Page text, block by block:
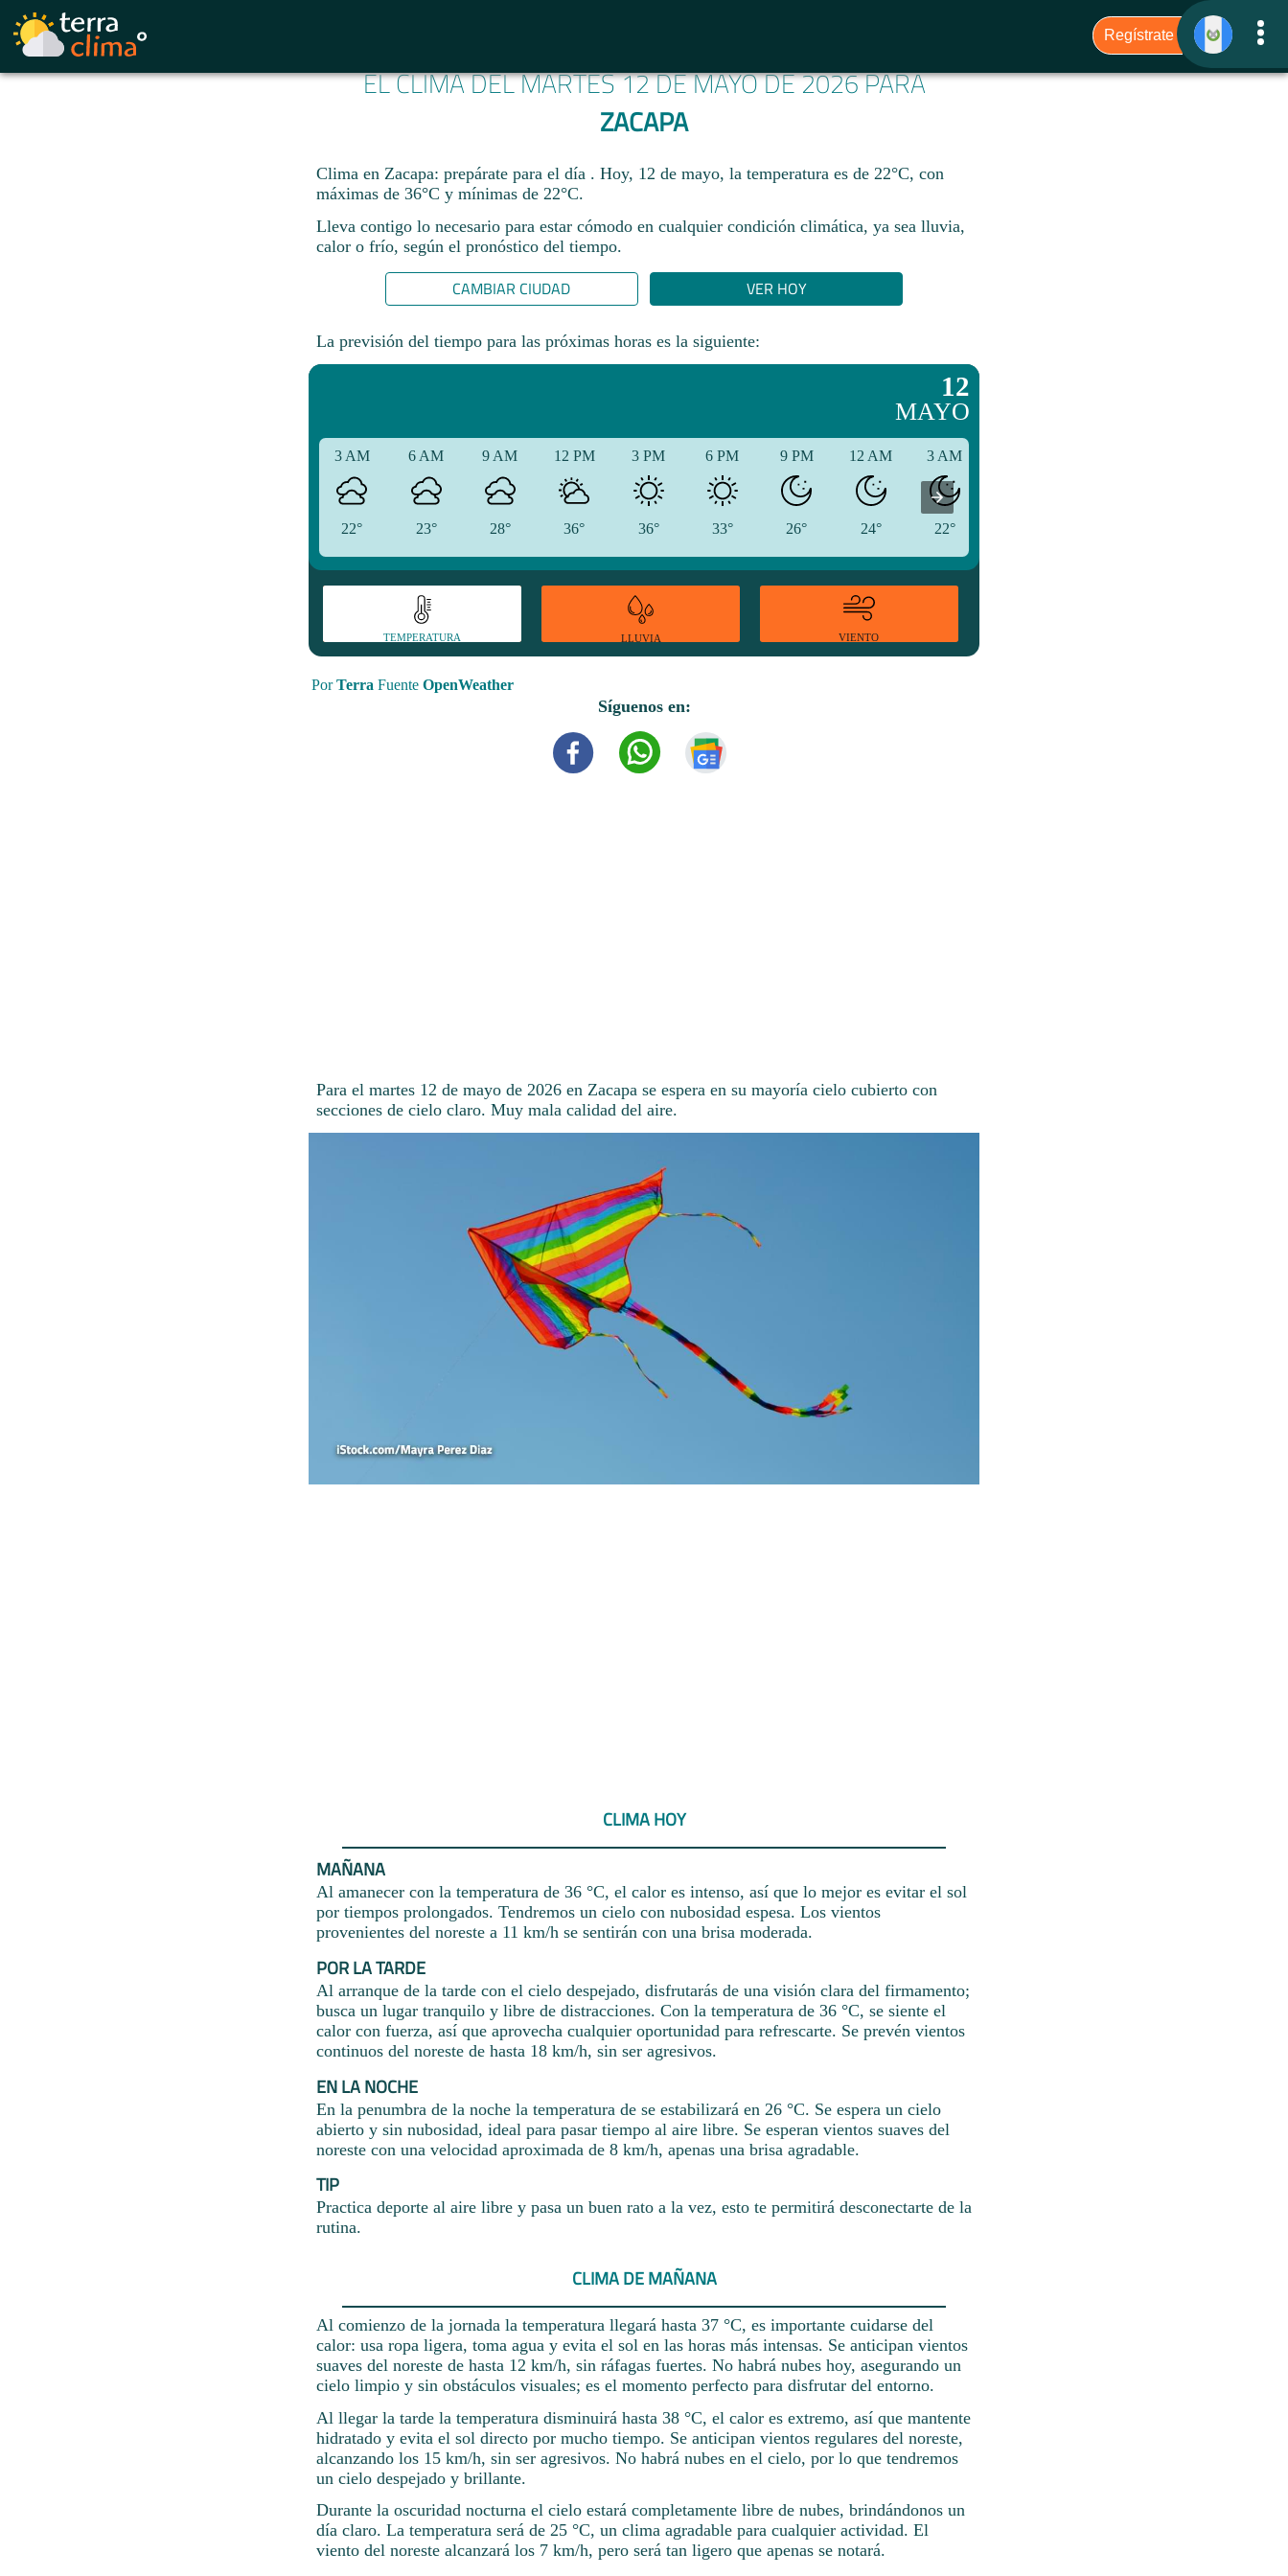
EL CLIMA DEL MARTES 12 DE MAYO DE 2026 PARA
ZACAPA
Clima en Zacapa: prepárate para el día . Hoy, 12 de mayo, la temperatura es de 22°C, con
máximas de 36°C y mínimas de 22°C.
Lleva contigo lo necesario para estar cómodo en cualquier condición climática, ya sea lluvia,
calor o frío, según el pronóstico del tiempo.
CAMBIAR CIUDAD VER HOY
La previsión del tiempo para las próximas horas es la siguiente:
12
MAYO
3 AM
22°
6 AM
23°
9 AM
28°
12 PM
36°
3 PM
36°
6 PM
33°
9 PM
26°
12 AM
24°
3 AM
22°
TEMPERATURA LLUVIA VIENTO
PorTerra Fuente OpenWeather
Síguenos en:
Para el martes 12 de mayo de 2026 en Zacapa se espera en su mayoría cielo cubierto con
secciones de cielo claro. Muy mala calidad del aire.
CLIMA HOY
MAÑANA
Al amanecer con la temperatura de 36 °C, el calor es intenso, así que lo mejor es evitar el sol
por tiempos prolongados. Tendremos un cielo con nubosidad espesa. Los vientos
provenientes del noreste a 11 km/h se sentirán con una brisa moderada.
POR LA TARDE
Al arranque de la tarde con el cielo despejado, disfrutarás de una visión clara del firmamento;
busca un lugar tranquilo y libre de distracciones. Con la temperatura de 36 °C, se siente el
calor con fuerza, así que aprovecha cualquier oportunidad para refrescarte. Se prevén vientos
continuos del noreste de hasta 18 km/h, sin ser agresivos.
EN LA NOCHE
En la penumbra de la noche la temperatura de se estabilizará en 26 °C. Se espera un cielo
abierto y sin nubosidad, ideal para pasar tiempo al aire libre. Se esperan vientos suaves del
noreste con una velocidad aproximada de 8 km/h, apenas una brisa agradable.
TIP
Practica deporte al aire libre y pasa un buen rato a la vez, esto te permitirá desconectarte de la
rutina.
CLIMA DE MAÑANA
Al comienzo de la jornada la temperatura llegará hasta 37 °C, es importante cuidarse del
calor: usa ropa ligera, toma agua y evita el sol en las horas más intensas. Se anticipan vientos
suaves del noreste de hasta 12 km/h, sin ráfagas fuertes. No habrá nubes hoy, asegurando un
cielo limpio y sin obstáculos visuales; es el momento perfecto para disfrutar del entorno.
Al llegar la tarde la temperatura disminuirá hasta 38 °C, el calor es extremo, así que mantente
hidratado y evita el sol directo por mucho tiempo. Se anticipan vientos regulares del noreste,
alcanzando los 15 km/h, sin ser agresivos. No habrá nubes en el cielo, por lo que tendremos
un cielo despejado y brillante.
Durante la oscuridad nocturna el cielo estará completamente libre de nubes, brindándonos un
día claro. La temperatura será de 25 °C, un clima agradable para cualquier actividad. El
viento del noreste alcanzará los 7 km/h, pero será tan ligero que apenas se notará.